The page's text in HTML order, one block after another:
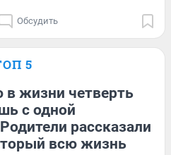
Обсудить
5
жизни четверть
с одной
рассказали
всю жизнь